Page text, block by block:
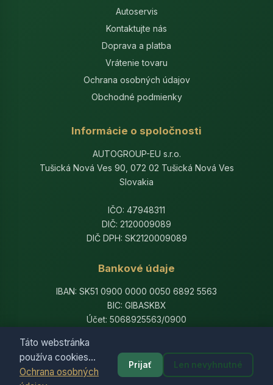
Táto webstránka
používa cookies...
Ochrana osobných
Prijať Len nevyhnutné
Autoservis
Kontaktujte nás
Doprava a platba
Vrátenie tovaru
Ochrana osobných údajov
Obchodné podmienky
Informácie o spoločnosti
AUTOGROUP-EU s.r.o.
Tušická Nová Ves 90, 072 02 Tušická Nová Ves
Slovakia
IČO: 47948311
DIČ: 2120009089
DIČ DPH: SK2120009089
Bankové údaje
IBAN: SK51 0900 0000 0050 6892 5563
BIC: GIBASKBX
Účet: 5068925563/0900